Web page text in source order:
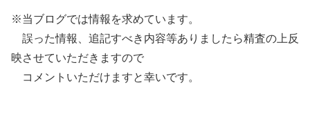
※当ブログでは情報を求めています。
誤った情報、追記すべき内容等ありましたら精査の上反
映させていただきますので
コメントいただけますと幸いです。